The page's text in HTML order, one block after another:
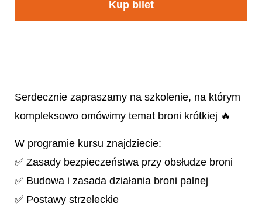
Kup bilet
Serdecznie zapraszamy na szkolenie, na którym
kompleksowo omówimy temat broni krótkiej 🔥
W programie kursu znajdziecie:
✅ Zasady bezpieczeństwa przy obsłudze broni
✅ Budowa i zasada działania broni palnej
✅ Postawy strzeleckie